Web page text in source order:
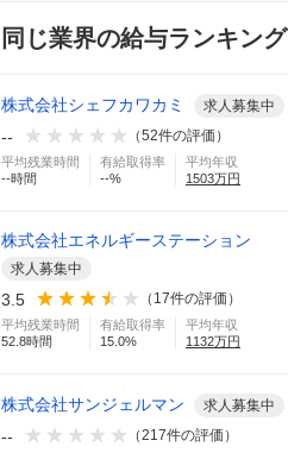
同じ業界の給与ランキング
株式会社シェフカワカミ 求人募集中
-- （52件の評価）
平均残業時間
--時間
有給取得率
--%
平均年収
1503万円
株式会社エネルギーステーション
求人募集中
3.5 （ 17件の評価）
平均残業時間
52.8時間
有給取得率
15.0%
平均年収
1132万円
株式会社サンジェルマン 求人募集中
-- （217件の評価）